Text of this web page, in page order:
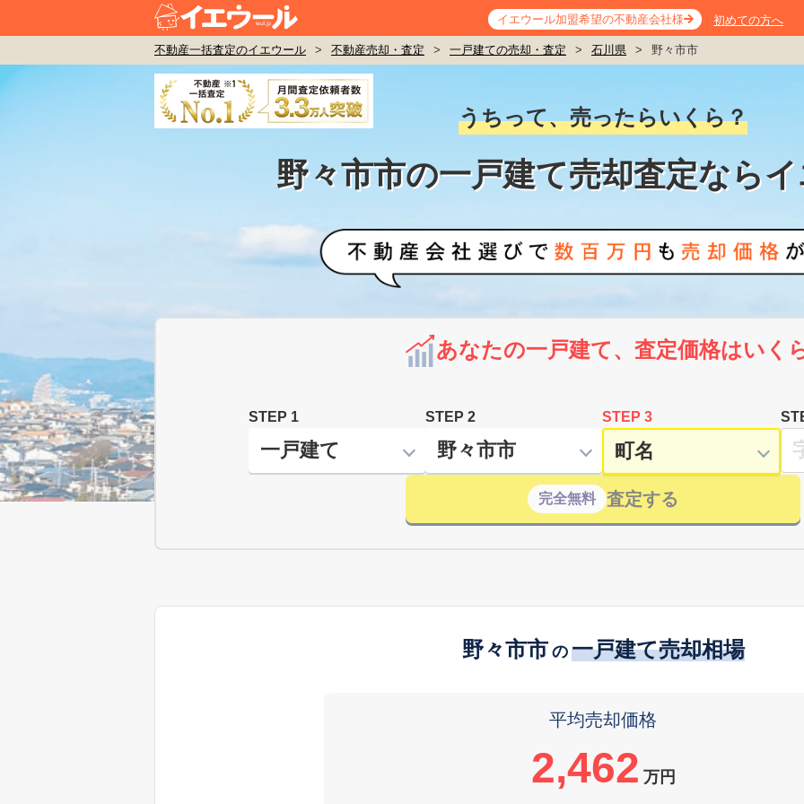
イエウール加盟希望の不動産会社様 初めての方へ
不動産一括査定のイエウール > 不動産売却・査定 > 一戸建ての売却・査定 > 石川県 > 野々市市
うちって、売ったらいくら？
野々市市の一戸建て売却査定なら
あなたの一戸建て、査定価格はいく
STEP 1 STEP 2 STEP 3
完全無料 査定する
野々市市 の 一戸建て売却相場
平均売却価格
2,462 万円